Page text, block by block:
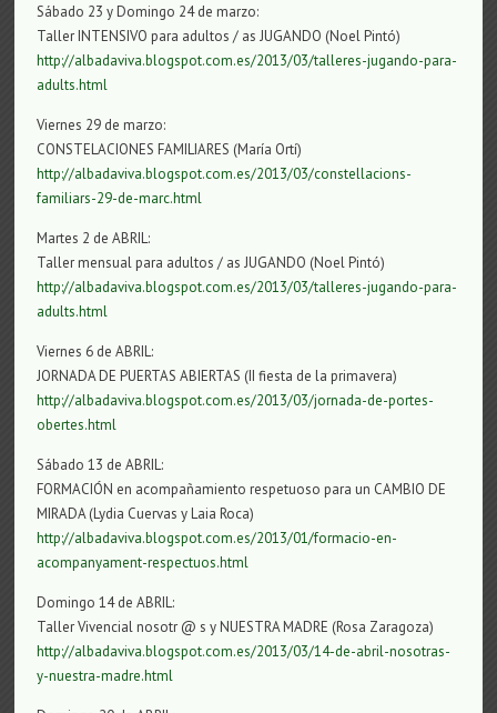
Sábado 23 y Domingo 24 de marzo:
Taller INTENSIVO para adultos / as JUGANDO (Noel Pintó)
http://albadaviva.blogspot.com.es/2013/03/talleres-jugando-para-
adults.html
Viernes 29 de marzo:
CONSTELACIONES FAMILIARES (María Ortí)
http://albadaviva.blogspot.com.es/2013/03/constellacions-
familiars-29-de-marc.html
Martes 2 de ABRIL:
Taller mensual para adultos / as JUGANDO (Noel Pintó)
http://albadaviva.blogspot.com.es/2013/03/talleres-jugando-para-
adults.html
Viernes 6 de ABRIL:
JORNADA DE PUERTAS ABIERTAS (II fiesta de la primavera)
http://albadaviva.blogspot.com.es/2013/03/jornada-de-portes-
obertes.html
Sábado 13 de ABRIL:
FORMACIÓN en acompañamiento respetuoso para un CAMBIO DE
MIRADA (Lydia Cuervas y Laia Roca)
http://albadaviva.blogspot.com.es/2013/01/formacio-en-
acompanyament-respectuos.html
Domingo 14 de ABRIL:
Taller Vivencial nosotr @ s y NUESTRA MADRE (Rosa Zaragoza)
http://albadaviva.blogspot.com.es/2013/03/14-de-abril-nosotras-
y-nuestra-madre.html